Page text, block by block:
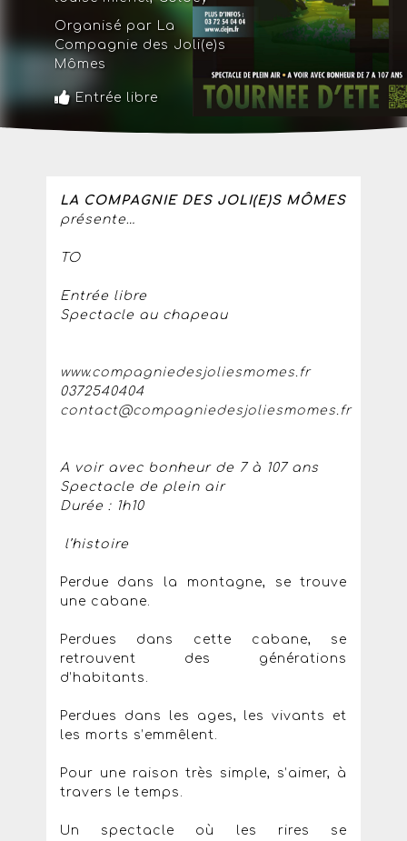
Organisé par La
Compagnie des Joli(e)s
Mômes
Entrée libre
LA COMPAGNIE DES JOLI(E)S MÔMES
présente…
TO
Entrée libre
Spectacle au chapeau
www.compagniedesjoliesmomes.fr
0372540404
contact@compagniedesjoliesmomes.fr
A voir avec bonheur de 7 à 107 ans
Spectacle de plein air
Durée : 1h10
l’histoire
Perdue dans la montagne, se trouve
une cabane.
Perdues dans cette cabane, se
retrouvent des générations
d’habitants.
Perdues dans les ages, les vivants et
les morts s’emmêlent.
Pour une raison très simple, s’aimer, à
travers le temps.
Un spectacle où les rires se